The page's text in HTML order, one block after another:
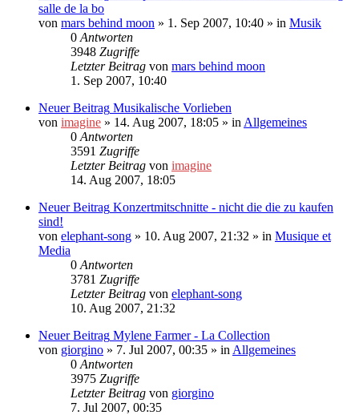
salle de la bo
von mars behind moon » 1. Sep 2007, 10:40 » in Musik
0 Antworten
3948 Zugriffe
Letzter Beitrag von mars behind moon
1. Sep 2007, 10:40
Neuer Beitrag Musikalische Vorlieben
von imagine » 14. Aug 2007, 18:05 » in Allgemeines
0 Antworten
3591 Zugriffe
Letzter Beitrag von imagine
14. Aug 2007, 18:05
Neuer Beitrag Konzertmitschnitte - nicht die die zu kaufen
sind!
von elephant-song » 10. Aug 2007, 21:32 » in Musique et
Media
0 Antworten
3781 Zugriffe
Letzter Beitrag von elephant-song
10. Aug 2007, 21:32
Neuer Beitrag Mylene Farmer - La Collection
von giorgino » 7. Jul 2007, 00:35 » in Allgemeines
0 Antworten
3975 Zugriffe
Letzter Beitrag von giorgino
7. Jul 2007, 00:35